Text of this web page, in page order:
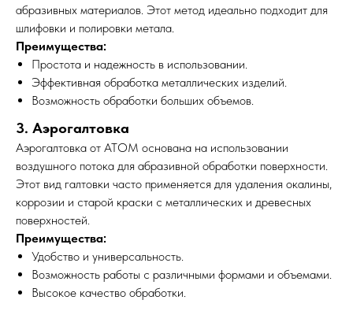
абразивных материалов. Этот метод идеально подходит для
шлифовки и полировки метала.
Преимущества:
Простота и надежность в использовании.
Эффективная обработка металлических изделий.
Возможность обработки больших объемов.
3. Аэрогалтовка
Аэрогалтовка от АТОМ основана на использовании
воздушного потока для абразивной обработки поверхности.
Этот вид галтовки часто применяется для удаления окалины,
коррозии и старой краски с металлических и древесных
поверхностей.
Преимущества:
Удобство и универсальность.
Возможность работы с различными формами и объемами.
Высокое качество обработки.